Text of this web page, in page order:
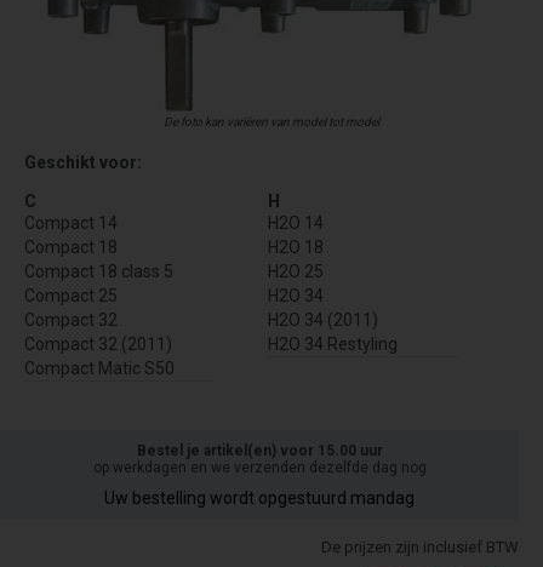
De foto kan variëren van model tot model
Geschikt voor:
C
Compact 14
Compact 18
Compact 18 class 5
Compact 25
Compact 32
Compact 32 (2011)
Compact Matic S50
H
H2O 14
H2O 18
H2O 25
H2O 34
H2O 34 (2011)
H2O 34 Restyling
Bestel je artikel(en) voor 15.00 uur
op werkdagen en we verzenden dezelfde dag nog
Uw bestelling wordt opgestuurd mandag
De prijzen zijn inclusief BTW